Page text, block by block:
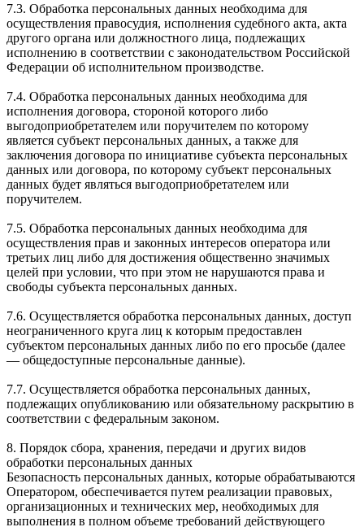
7.3. Обработка персональных данных необходима для
осуществления правосудия, исполнения судебного акта, акта
другого органа или должностного лица, подлежащих
исполнению в соответствии с законодательством Российской
Федерации об исполнительном производстве.
7.4. Обработка персональных данных необходима для
исполнения договора, стороной которого либо
выгодоприобретателем или поручителем по которому
является субъект персональных данных, а также для
заключения договора по инициативе субъекта персональных
данных или договора, по которому субъект персональных
данных будет являться выгодоприобретателем или
поручителем.
7.5. Обработка персональных данных необходима для
осуществления прав и законных интересов оператора или
третьих лиц либо для достижения общественно значимых
целей при условии, что при этом не нарушаются права и
свободы субъекта персональных данных.
7.6. Осуществляется обработка персональных данных, доступ
неограниченного круга лиц к которым предоставлен
субъектом персональных данных либо по его просьбе (далее
— общедоступные персональные данные).
7.7. Осуществляется обработка персональных данных,
подлежащих опубликованию или обязательному раскрытию в
соответствии с федеральным законом.
8. Порядок сбора, хранения, передачи и других видов
обработки персональных данных
Безопасность персональных данных, которые обрабатываются
Оператором, обеспечивается путем реализации правовых,
организационных и технических мер, необходимых для
выполнения в полном объеме требований действующего